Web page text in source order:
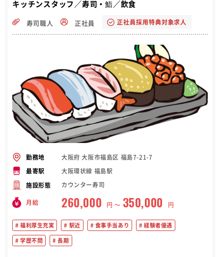
キッチンスタッフ／寿司・鮨／飲食
寿司職人 正社員 正社員採用特典対象求人
勤務地 大阪府 大阪市福島区 福島7-21-7
最寄駅 大阪環状線 福島駅
施設形態 カウンター寿司
月給 260,000 円 〜 350,000 円
福利厚生充実 駅近 食事手当あり 経験者優遇
学歴不問 長期